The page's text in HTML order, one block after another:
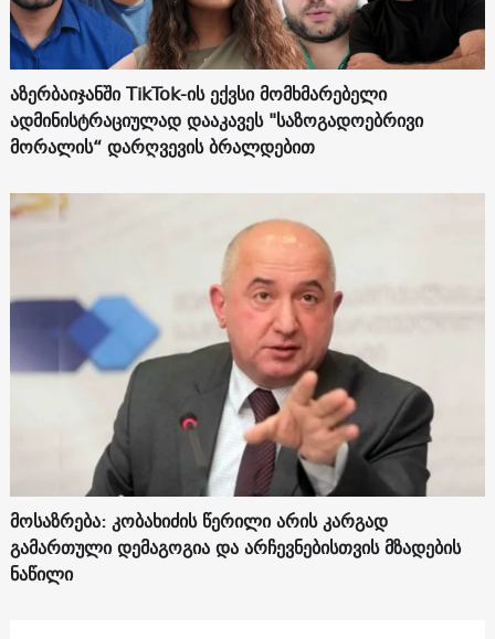
აზერბაიჯანში TikTok-ის ექვსი მომხმარებელი
ადმინისტრაციულად დააკავეს "საზოგადოებრივი
მორალის“ დარღვევის ბრალდებით
მოსაზრება: კობახიძის წერილი არის კარგად
გამართული დემაგოგია და არჩევნებისთვის მზადების
ნაწილი